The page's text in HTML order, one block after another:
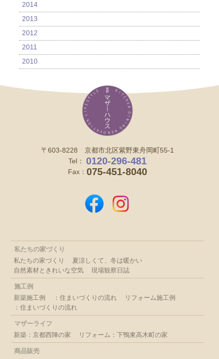
2014
2013
2012
2011
2010
〒603-8228 京都市北区紫野東舟岡町55-1
Tel：
0120-296-481
Fax： 075-451-8040
私たちの家づくり
私たちの家づくり
夏涼しくて、冬は暖かい
自然素材ときれいな空気
現場観察日誌
施工例
新築施工例
：住まいづくりの流れ
リフォーム施工例
：住まいづくりの流れ
マザーライフ
新築：京都西陣の家
リフォーム：下鴨東高木町の家
商品販売